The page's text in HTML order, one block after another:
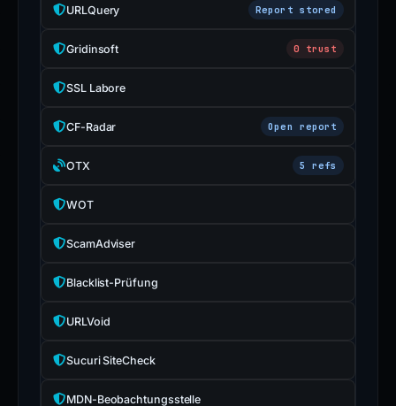
URLQuery Report stored
Gridinsoft 0 trust
SSL Labore
CF-Radar Open report
OTX 5 refs
WOT
ScamAdviser
Blacklist-Prüfung
URLVoid
Sucuri SiteCheck
MDN-Beobachtungsstelle